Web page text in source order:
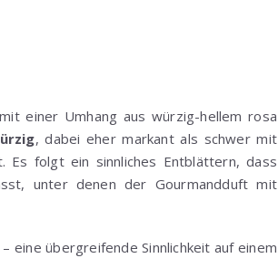
einer Umhang aus würzig-hellem rosa
, dabei eher markant als schwer mit
Es folgt ein sinnliches Entblättern, dass
unter denen der Gourmandduft mit
eine übergreifende Sinnlichkeit auf einem